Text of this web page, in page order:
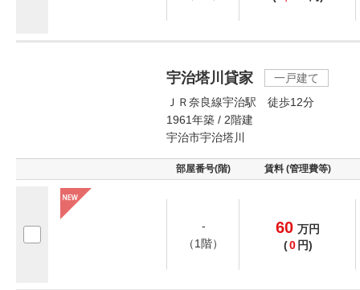
宇治塔川貸家
一戸建て
ＪＲ奈良線宇治駅 徒歩12分
1961年築 / 2階建
宇治市宇治塔川
部屋番号(階) 賃料 (管理費等)
-
（1階）
60 万円
(0 円)